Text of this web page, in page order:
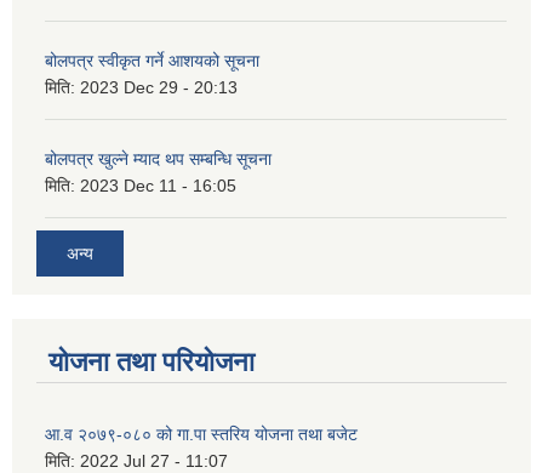
बोलपत्र स्वीकृत गर्ने आशयको सूचना
मिति: 2023 Dec 29 - 20:13
बोलपत्र खुल्ने म्याद थप सम्बन्धि सूचना
मिति: 2023 Dec 11 - 16:05
अन्य
योजना तथा परियोजना
आ.व २०७९-०८० को गा.पा स्तरिय योजना तथा बजेट
मिति: 2022 Jul 27 - 11:07